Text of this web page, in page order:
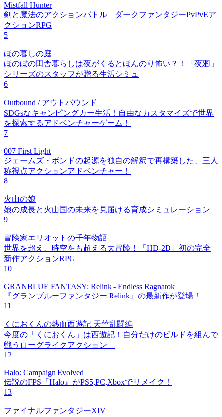
Mistfall Hunter
剣と魔法のアクションバトル！ダークファンタジーPvPvEア
クションRPG
5
ほの暮しの庭
ほのぼの田舎暮らしは夜がくるとほんのり怖い？！「夜廻」
シリーズのスタッフが贈る生活シミュ
6
Outbound / アウトバウンド
SDGsなキャンピングカー生活！自由なカスタマイズで世界
を探索するアドベンチャーゲーム！
7
007 First Light
ジェームズ・ボンドの起源を独自の解釈で再構築した、三人
称視点アクションアドベンチャー！
8
火山の娘
娘の成長と火山国の未来を見届ける育成シミュレーション
9
冒険家エリオットの千年物語
世界を超え、時空をも超える大冒険！「HD-2D」初の完全
新作アクションRPG
10
GRANBLUE FANTASY: Relink - Endless Ragnarok
『グランブルーファンタジー Relink』の最新作が登場！
11
くにおくんの熱血西遊記 天竺乱闘編
今度の「くにおくん」は西遊記！自分だけのビルドを組んで
戦うローグライクアクション！
12
Halo: Campaign Evolved
伝説のFPS『Halo』がPS5,PC,Xboxでリメイク！
13
ファイナルファンタジーXIV